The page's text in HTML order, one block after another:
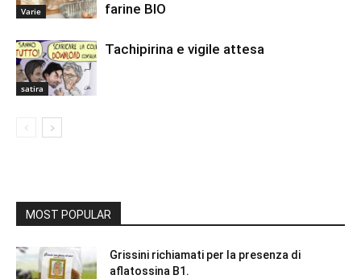
Varie
farine BIO
satira
Tachipirina e vigile attesa
MOST POPULAR
Grissini richiamati per la presenza di
aflatossina B1.